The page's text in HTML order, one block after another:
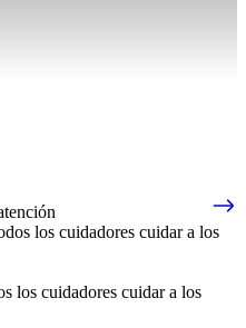
los cuidadores cuidar a los